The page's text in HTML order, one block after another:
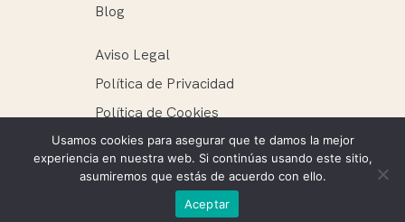
Blog
Aviso Legal
Política de Privacidad
Política de Cookies
Recetags ® 2025. Todos los derechos reservados.
Mantenimiento web: Ellie Miguel
Usamos cookies para asegurar que te damos la mejor
experiencia en nuestra web. Si continúas usando este sitio,
asumiremos que estás de acuerdo con ello.
Aceptar